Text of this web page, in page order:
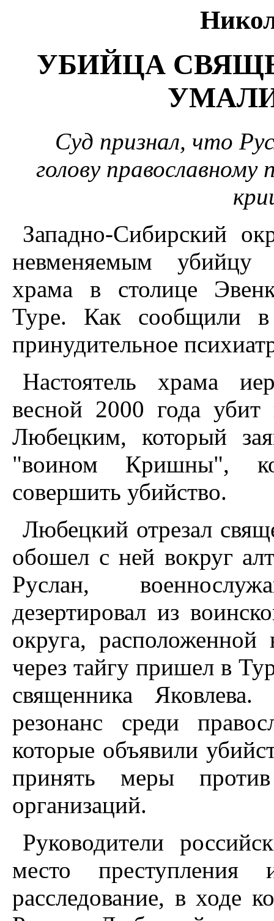
УБИЙЦА
Суд признал, что
голову
Западно-Сибирский
невменяемым убийцу
храма в столице
Туре. Как сообщили в
принудительное
Настоятель храма
весной 2000 года
Любецким, который
"воином Кришны",
совершить убийство.
Любецкий отрезал
обошел с ней вокруг
Руслан,
дезертировал из
округа,
через тайгу пришел в
священника
резонанс среди
которые объявили
принять меры
организаций.
Руководители
место преступления
расследование, в ходе